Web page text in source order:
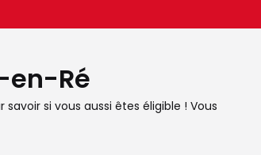
en-Ré
si vous aussi êtes éligible ! Vous